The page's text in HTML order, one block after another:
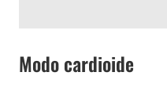
Modo cardioide